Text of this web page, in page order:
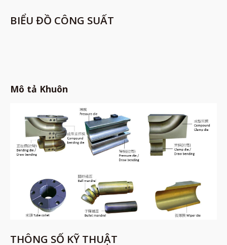
BIỂU ĐỒ CÔNG SUẤT
Mô tả Khuôn
THÔNG SỐ KỸ THUẬT